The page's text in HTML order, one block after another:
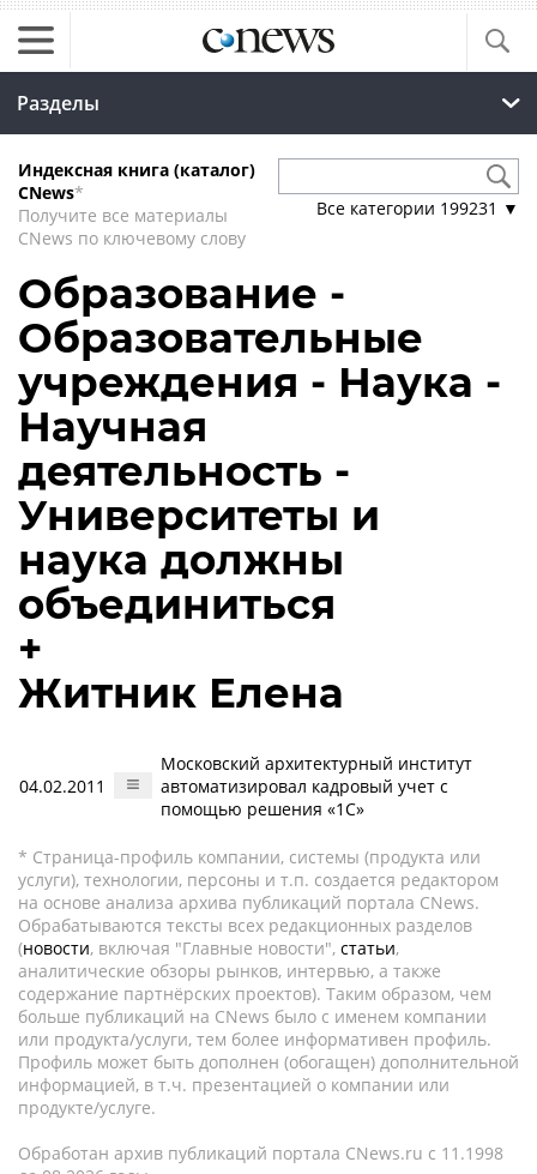
Разделы
Индексная книга (каталог)
CNews*
Получите все материалы
CNews по ключевому слову
Все категории 199231 ▼
Образование -
Образовательные
учреждения - Наука -
Научная
деятельность -
Университеты и
наука должны
объединиться
+
Житник Елена
04.02.2011
Московский архитектурный институт
автоматизировал кадровый учет с
помощью решения «1С»
* Страница-профиль компании, системы (продукта или
услуги), технологии, персоны и т.п. создается редактором
на основе анализа архива публикаций портала CNews.
Обрабатываются тексты всех редакционных разделов
(новости, включая "Главные новости", статьи,
аналитические обзоры рынков, интервью, а также
содержание партнёрских проектов). Таким образом, чем
больше публикаций на CNews было с именем компании
или продукта/услуги, тем более информативен профиль.
Профиль может быть дополнен (обогащен) дополнительной
информацией, в т.ч. презентацией о компании или
продукте/услуге.
Обработан архив публикаций портала CNews.ru c 11.1998